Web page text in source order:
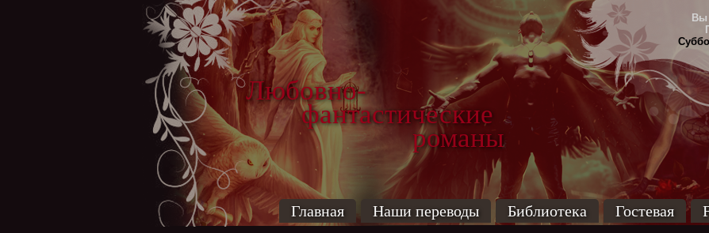
Любовно-
фантастические
романы
Вы
Главная Наши переводы Библиотека Гостевая